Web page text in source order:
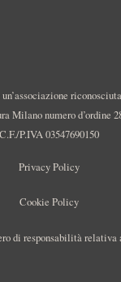
Milano numero d’ordine
C.F./P.IVA 03547690150
Privacy Policy
Cookie Policy
di responsabilità relativa